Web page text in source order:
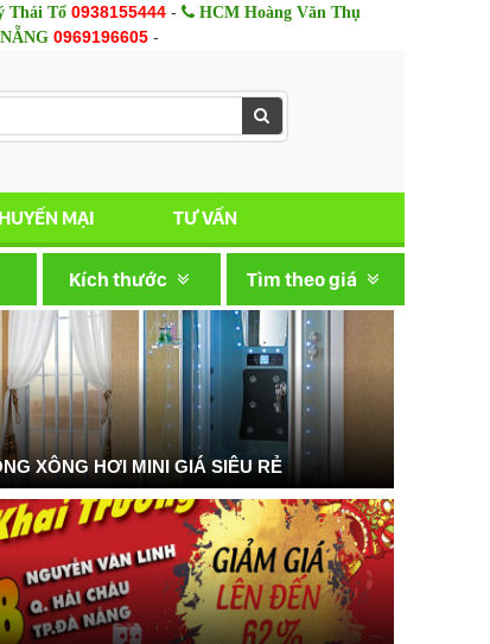
Thái Tổ 0938155444 - HCM Hoàng Văn Thụ
0969196605-
MẠI TƯ VẤN
Tìm theo giá
Kích thước
XÔNG HƠI MINI GIÁ SIÊU RẺ